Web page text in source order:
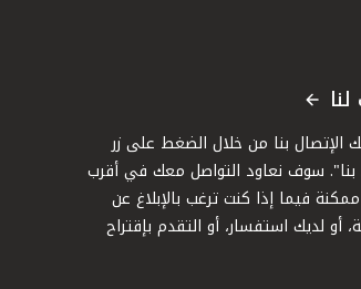
الإتصال بنا من خلال الضغط على زر
سوف نعاود التواصل معك في أقرب
فيما إذا كنت ترغب بالإبلاغ عن
أو لديك استفسار، أو التقدم بإقتراح